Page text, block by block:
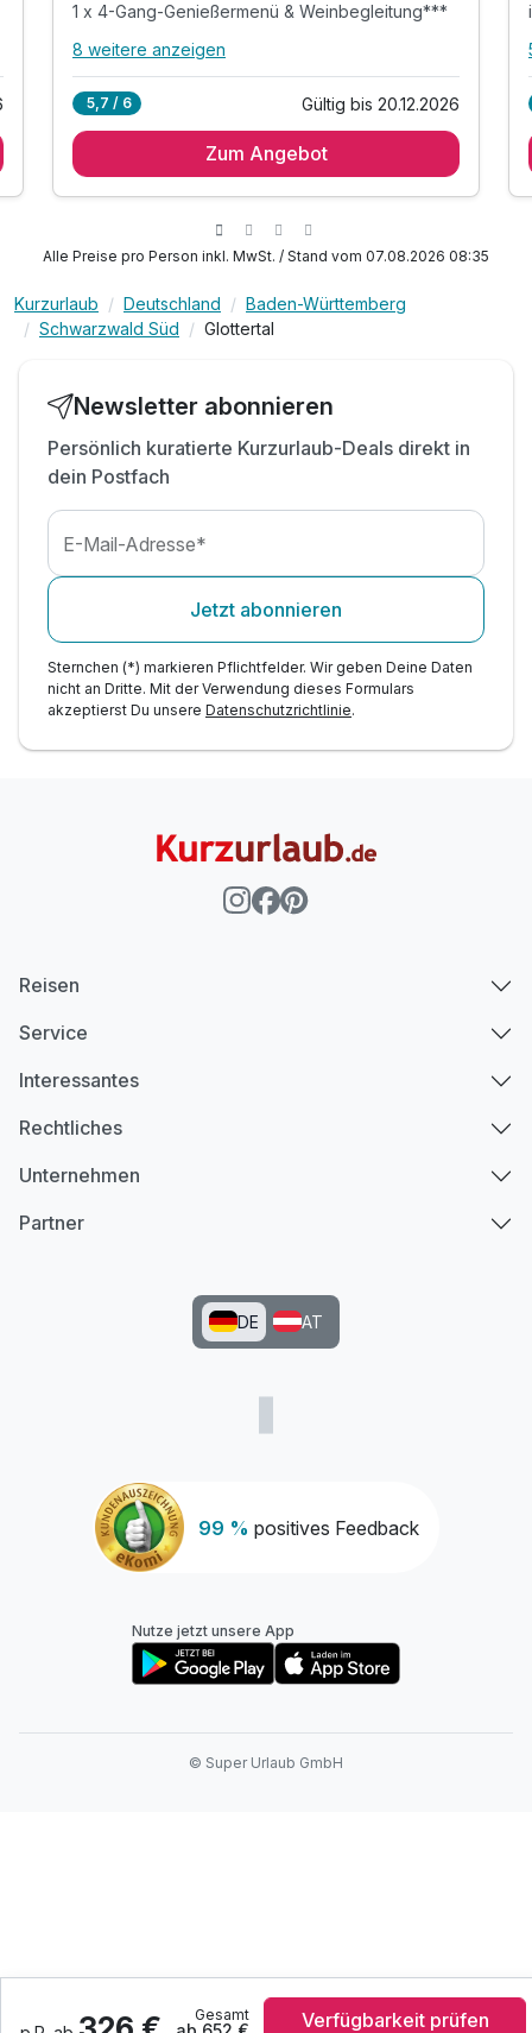
Gesamt Verfügbarkeit prüfen
1 x 4-Gang-Genießermenü & Weinbegleitung***
Alle Inklusivleistungen
3 x Schlemmer-Frühstück
1 x Rallye durch unsere à la carte-Speisekarte**
inkl. Entspannen in unserem Wellnessbereich
inkl. kuscheliger Leih-Bademantel & Saunatuch
inkl. Parkplatz
Badeschuhe dürfen Sie selber mitbringen
8 weitere anzeigen
5,7 / 6 Gültig bis 20.12.2026
Zum Angebot
Alle Preise pro Person inkl. MwSt. / Stand vom 07.08.2026 08:35
Kurzurlaub Deutschland
Baden-Württemberg
Schwarzwald Süd
Glottertal
Newsletter abonnieren
Persönlich kuratierte Kurzurlaub-Deals direkt in
dein Postfach
E-Mail-Adresse*
Jetzt abonnieren
Sternchen (*) markieren Pflichtfelder. Wir geben Deine Daten
nicht an Dritte. Mit der Verwendung dieses Formulars
akzeptierst Du unsere Datenschutzrichtlinie.
99 % positives Feedback
Reisen
Service
Interessantes
Rechtliches
Unternehmen
Partner
DE AT
Nutze jetzt unsere App
© Super Urlaub GmbH